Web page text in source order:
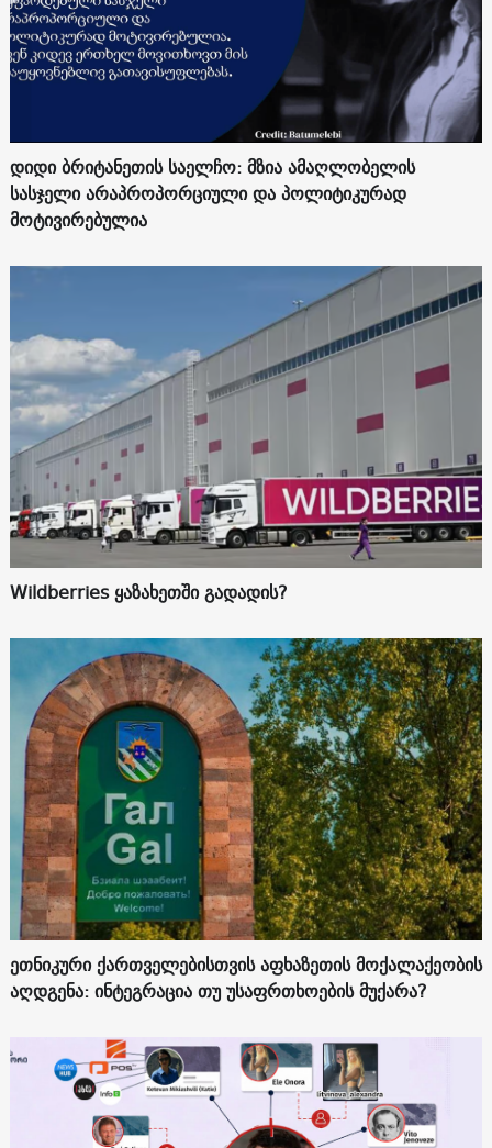
დიდი ბრიტანეთის საელჩო: მზია ამაღლობელის
სასჯელი არაპროპორციული და პოლიტიკურად
მოტივირებულია
Wildberries ყაზახეთში გადადის?
ეთნიკური ქართველებისთვის აფხაზეთის მოქალაქეობის
აღდგენა: ინტეგრაცია თუ უსაფრთხოების მუქარა?